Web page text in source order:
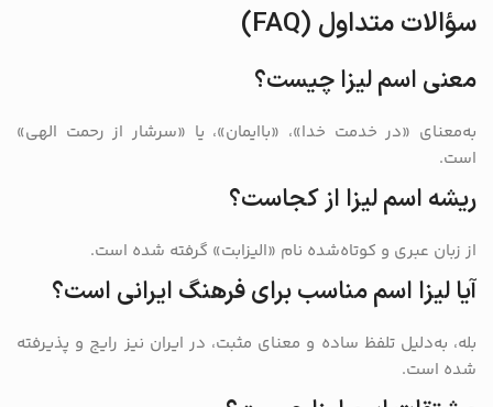
سؤالات متداول (FAQ)
معنی اسم لیزا چیست؟
به‌معنای «در خدمت خدا»، «باایمان»، یا «سرشار از رحمت الهی»
است.
ریشه اسم لیزا از کجاست؟
از زبان عبری و کوتاه‌شده نام «الیزابت» گرفته شده است.
آیا لیزا اسم مناسب برای فرهنگ ایرانی است؟
بله، به‌دلیل تلفظ ساده و معنای مثبت، در ایران نیز رایج و پذیرفته
شده است.